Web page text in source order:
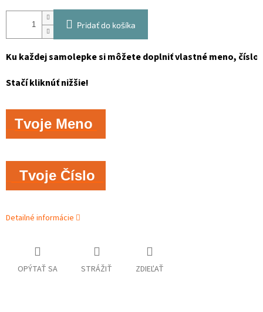
Pridať do košíka
Ku každej samolepke si môžete doplniť vlastné meno,
Stačí kliknúť nižšie!
Tvoje Meno
Tvoje Číslo
Detailné informácie
OPÝTAŤ SA STRÁŽIŤ ZDIEĽAŤ